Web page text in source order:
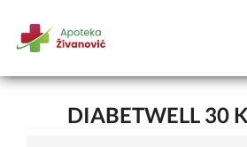
DIABETWELL 30